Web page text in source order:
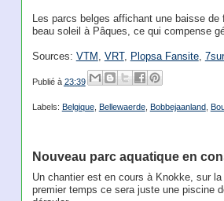
Les parcs belges affichant une baisse
beau soleil à Pâques, ce qui compense
Sources: VTM VRT, Plopsa Fansite,
Publié à 23:39
Labels: Belgique, Bellewaerde, Bobbejaanland
Nouveau parc aquatique en
Un chantier est en cours à Knokke, sur
premier temps ce sera juste une piscine